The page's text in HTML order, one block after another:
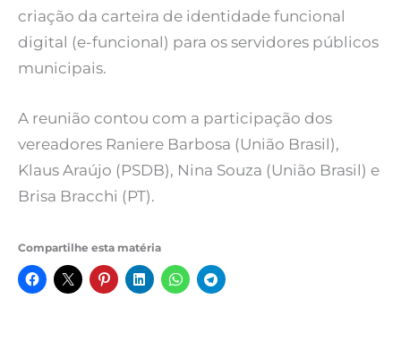
criação da carteira de identidade funcional
digital (e-funcional) para os servidores públicos
municipais.
A reunião contou com a participação dos
vereadores Raniere Barbosa (União Brasil),
Klaus Araújo (PSDB), Nina Souza (União Brasil) e
Brisa Bracchi (PT).
Compartilhe esta matéria